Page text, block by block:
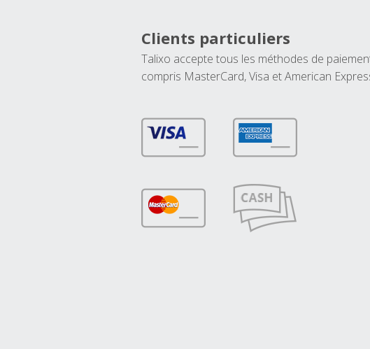
Clients particuliers
Talixo accepte tous les méthodes de
compris MasterCard, Visa et American